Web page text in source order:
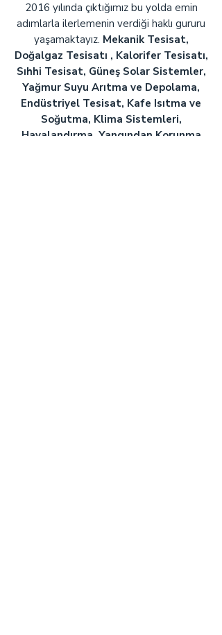
2016 yılında çıktığımız bu yolda emin
adımlarla ilerlemenin verdiği haklı gururu
yaşamaktayız. Mekanik Tesisat,
Doğalgaz Tesisatı , Kalorifer Tesisatı,
Sıhhi Tesisat, Güneş Solar Sistemler,
Yağmur Suyu Arıtma ve Depolama,
Endüstriyel Tesisat, Kafe Isıtma ve
Soğutma, Klima Sistemleri,
Havalandırma, Yangından Korunma